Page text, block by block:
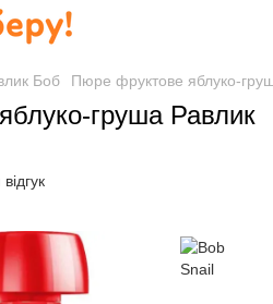
Боб Пюре фруктове яблуко-
груша Равлик